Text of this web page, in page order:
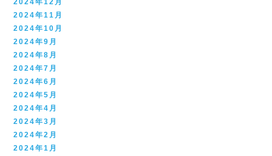
2024年11月
2024年10月
2024年9月
2024年8月
2024年7月
2024年6月
2024年5月
2024年4月
2024年3月
2024年2月
2024年1月